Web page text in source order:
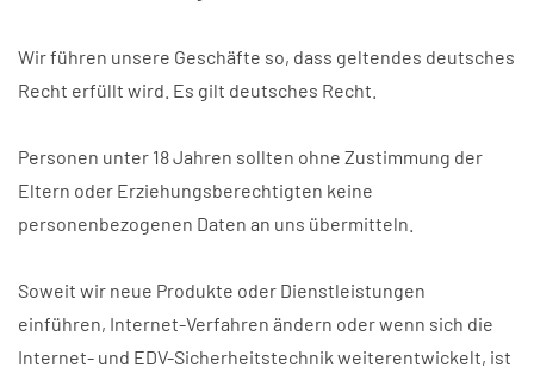
Wir führen unsere Geschäfte so, dass geltendes deutsches
Recht erfüllt wird. Es gilt deutsches Recht.
Personen unter 18 Jahren sollten ohne Zustimmung der
Eltern oder Erziehungsberechtigten keine
personenbezogenen Daten an uns übermitteln.
Soweit wir neue Produkte oder Dienstleistungen
einführen, Internet-Verfahren ändern oder wenn sich die
Internet- und EDV-Sicherheitstechnik weiterentwickelt, ist